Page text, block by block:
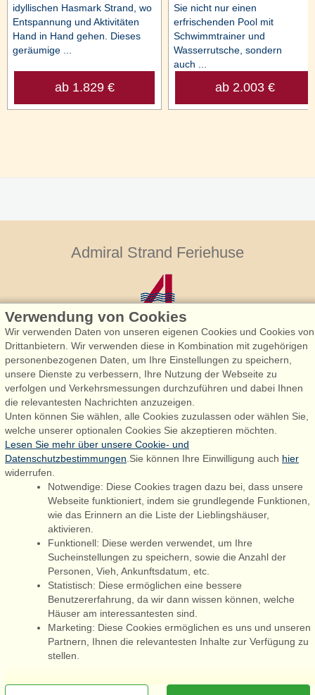
idyllischen Hasmark Strand, wo
Entspannung und Aktivitäten
Hand in Hand gehen. Dieses
geräumige ...
ab 1.829 €
Sie nicht nur einen
erfrischenden Pool mit
Schwimmtrainer und
Wasserrutsche, sondern
auch ...
ab 2.003 €
Admiral Strand Feriehuse
Admiral Strand Feriehuse, Lønne
Houstrupvej 170, Lønne
6830 Nørre Nebel
booking@admiralstrand.com
+45 70 60 87 78
Følg os på: Facebook
Admiral Strand Feriehuse ApS | CVR 27 23 39 10 |
Newsletter jetzt abonnieren [x]
Sie sind hier: Hasmark, Nordfyn, Dänemark, Ferienhaus 62565, 20
Verwendung von Cookies
Wir verwenden Daten von unseren eigenen Cookies und Cookies von
Drittanbietern. Wir verwenden diese in Kombination mit zugehörigen
personenbezogenen Daten, um Ihre Einstellungen zu speichern,
unsere Dienste zu verbessern, Ihre Nutzung der Webseite zu
verfolgen und Verkehrsmessungen durchzuführen und dabei Ihnen
die relevantesten Nachrichten anzuzeigen.
Unten können Sie wählen, alle Cookies zuzulassen oder wählen Sie,
welche unserer optionalen Cookies Sie akzeptieren möchten.
Lesen Sie mehr über unsere Cookie- und
Datenschutzbestimmungen .Sie können Ihre Einwilligung auch hier
widerrufen.
Notwendige: Diese Cookies tragen dazu bei, dass unsere
Webseite funktioniert, indem sie grundlegende Funktionen,
wie das Erinnern an die Liste der Lieblingshäuser,
aktivieren.
Funktionell: Diese werden verwendet, um Ihre
Sucheinstellungen zu speichern, sowie die Anzahl der
Personen, Vieh, Ankunftsdatum, etc.
Statistisch: Diese ermöglichen eine bessere
Benutzererfahrung, da wir dann wissen können, welche
Häuser am interessantesten sind.
Marketing: Diese Cookies ermöglichen es uns und unseren
Partnern, Ihnen die relevantesten Inhalte zur Verfügung zu
stellen.